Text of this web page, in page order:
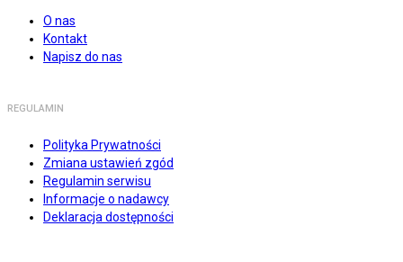
O nas
Kontakt
Napisz do nas
REGULAMIN
Polityka Prywatności
Zmiana ustawień zgód
Regulamin serwisu
Informacje o nadawcy
Deklaracja dostępności